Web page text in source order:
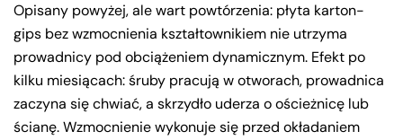
Opisany powyżej, ale wart powtórzenia: płyta karton-
gips bez wzmocnienia kształtownikiem nie utrzyma
prowadnicy pod obciążeniem dynamicznym. Efekt po
kilku miesiącach: śruby pracują w otworach, prowadnica
zaczyna się chwiać, a skrzydło uderza o ościeżnicę lub
ścianę. Wzmocnienie wykonuje się przed okładaniem